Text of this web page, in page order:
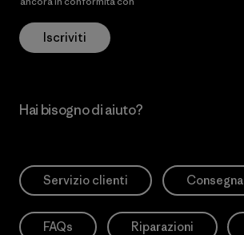
Iscriviti
Hai bisogno di aiuto?
Servizio clienti Consegna
FAQs Riparazioni